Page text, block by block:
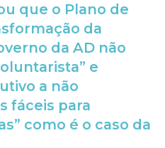
que o Plano de
da
da AD não
e
a não
fáceis para
como é o caso da